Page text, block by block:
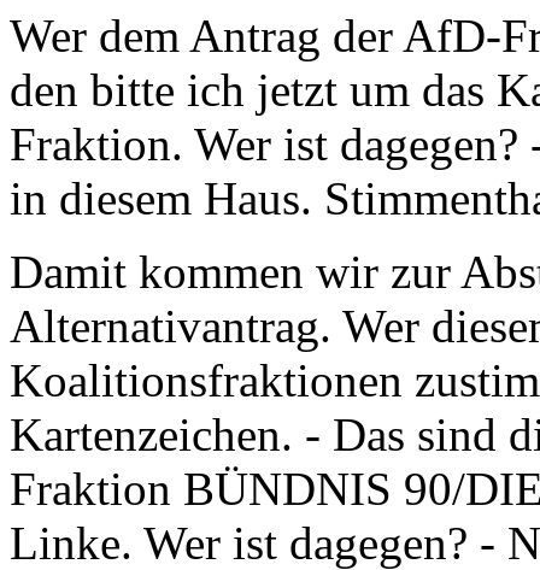
Wer dem Antrag der AfD-
den bitte ich jetzt um das
Fraktion. Wer ist
in diesem Haus.
Damit kommen wir zur
Alternativantrag. Wer
Koalitionsfraktionen
Kartenzeichen. - Das sind
Fraktion BÜNDNIS 90/
Linke. Wer ist dagegen? -